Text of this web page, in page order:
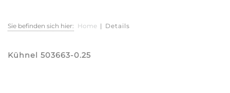
Sie befinden sich hier: Home | Details
Kühnel 503663-0.25